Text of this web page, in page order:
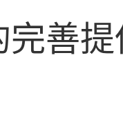
善提